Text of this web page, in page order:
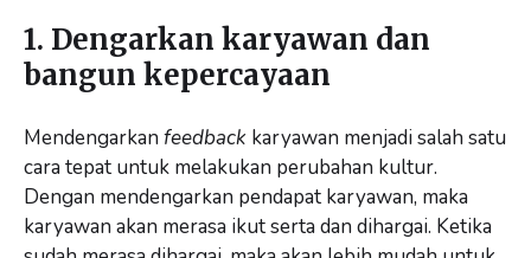
1. Dengarkan karyawan dan
bangun kepercayaan
Mendengarkan feedback karyawan menjadi salah satu
cara tepat untuk melakukan perubahan kultur.
Dengan mendengarkan pendapat karyawan, maka
karyawan akan merasa ikut serta dan dihargai. Ketika